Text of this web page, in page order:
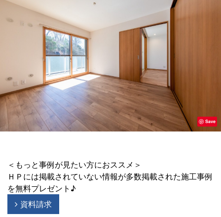
Save
＜もっと事例が見たい方におススメ＞
ＨＰには掲載されていない情報が多数掲載された施工事例
を無料プレゼント♪
資料請求